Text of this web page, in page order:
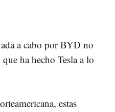
a cabo por BYD no
ha hecho Tesla a lo
estas